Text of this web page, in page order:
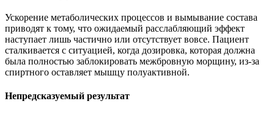
Ускорение метаболических процессов и вымывание состава
приводят к тому, что ожидаемый расслабляющий эффект
наступает лишь частично или отсутствует вовсе. Пациент
сталкивается с ситуацией, когда дозировка, которая должна
была полностью заблокировать межбровную морщину, из-за
спиртного оставляет мышцу полуактивной.
Непредсказуемый результат